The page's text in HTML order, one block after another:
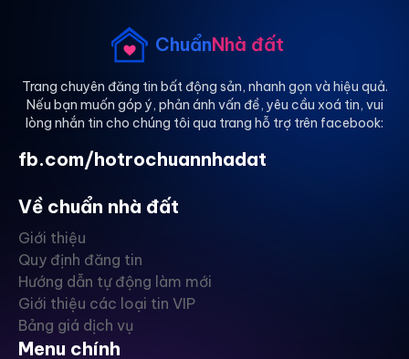
ChuẩnNhà đất
Trang chuyên đăng tin bất động sản, nhanh gọn và hiệu quả.
Nếu bạn muốn góp ý, phản ánh vấn đề, yêu cầu xoá tin, vui
lòng nhắn tin cho chúng tôi qua trang hỗ trợ trên facebook:
fb.com/hotrochuannhadat
Về chuẩn nhà đất
Giới thiệu
Quy định đăng tin
Hướng dẫn tự động làm mới
Giới thiệu các loại tin VIP
Bảng giá dịch vụ
Menu chính